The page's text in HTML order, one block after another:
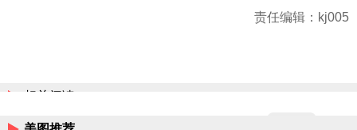
责任编辑：kj005
相关阅读